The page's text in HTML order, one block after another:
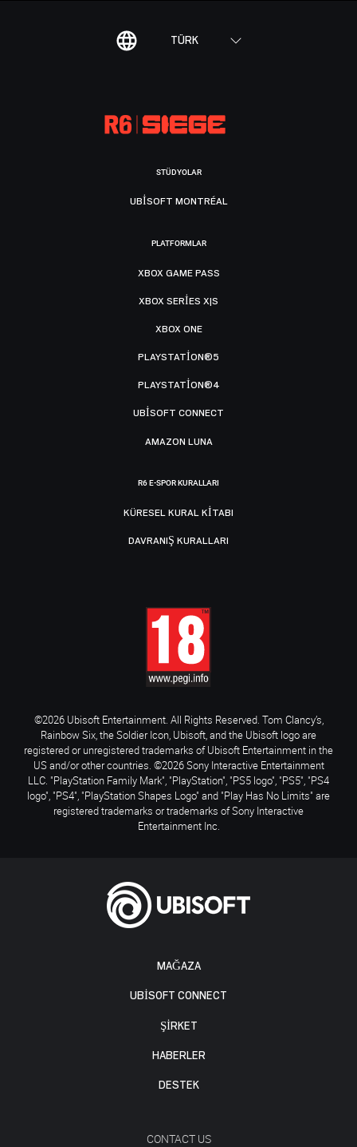
TÜRK
MAĞAZA
UBISOFT CONNECT
ŞİRKET
HABERLER
DESTEK
CONTACT US
STÜDYOLAR
UBISOFT MONTRÉAL
PLATFORMLAR
XBOX GAME PASS
XBOX SERIES X|S
XBOX ONE
PLAYSTATION®5
PLAYSTATION®4
UBISOFT CONNECT
AMAZON LUNA
R6 E-SPOR KURALLARI
KÜRESEL KURAL KITABI
DAVRANIŞ KURALLARI
©2026 Ubisoft Entertainment. All Rights Reserved. Tom Clancy’s,
Rainbow Six, the Soldier Icon, Ubisoft, and the Ubisoft logo are
registered or unregistered trademarks of Ubisoft Entertainment in the
US and/or other countries. ©2026 Sony Interactive Entertainment
LLC. "PlayStation Family Mark", "PlayStation", "PS5 logo", "PS5", "PS4
logo", "PS4", "PlayStation Shapes Logo" and "Play Has No Limits" are
registered trademarks or trademarks of Sony Interactive
Entertainment Inc.